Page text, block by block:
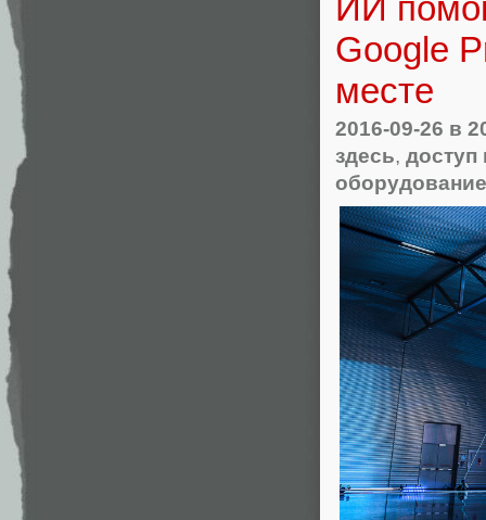
ИИ
Google
месте
2016-09-26 в
здесь, доступ
оборудование